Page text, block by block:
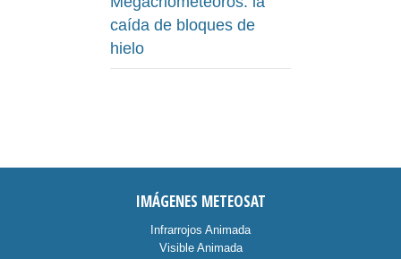
caída de bloques de
hielo
IMÁGENES METEOSAT
Infrarrojos Animada
Visible Animada